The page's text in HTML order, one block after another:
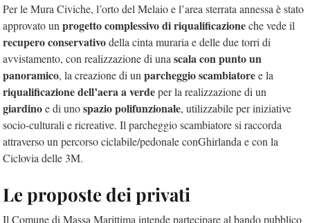
Per le Mura Civiche, l’orto del Melaio e l’area sterrata annessa è stato
approvato un progetto complessivo di riqualificazioneche vede il
recupero conservativodella cinta muraria e delle due torri di
avvistamento, con realizzazione di una scala con punto un
panoramico, la creazione di un parcheggio scambiatoree la
riqualificazione dell’aera a verdeper la realizzazione di un
giardinoe di unospazio polifunzionale, utilizzabile per iniziative
socio-culturali e ricreative. Il parcheggio scambiatore si raccorda
attraverso un percorso ciclabile/pedonale conGhirlanda e con la
Ciclovia delle 3M.
Le proposte dei privati
Il Comune di Massa Marittima intende partecipare al bando pubblico